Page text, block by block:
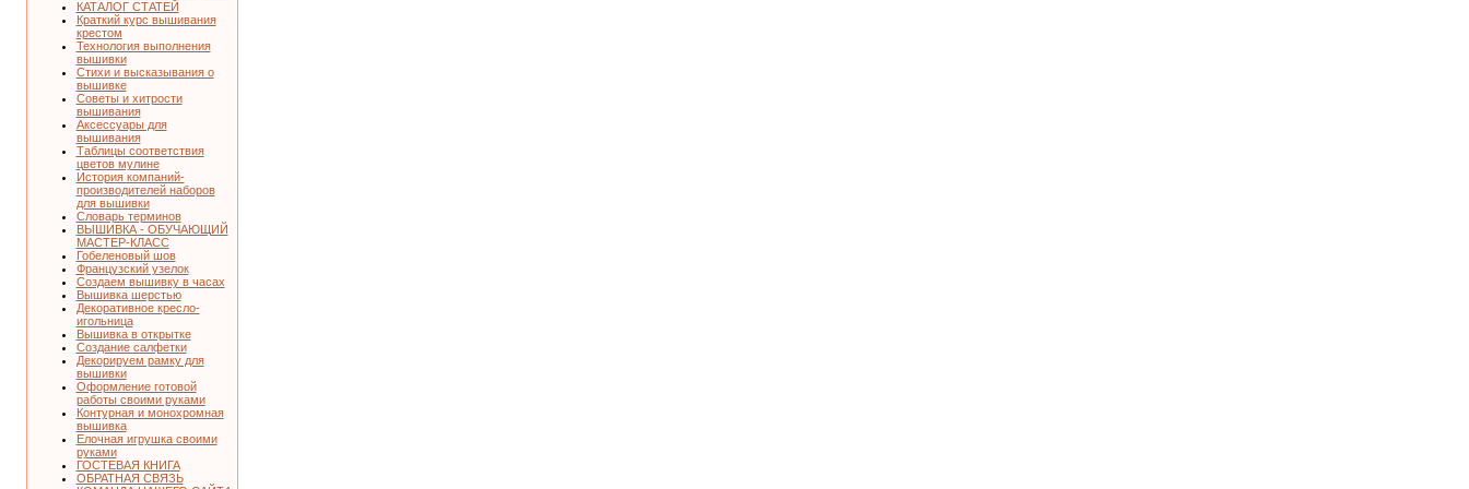
КАТАЛОГ СТАТЕЙ
Краткий курс вышивания
крестом
Технология выполнения
вышивки
Стихи и высказывания о
вышивке
Советы и хитрости
вышивания
Аксессуары для
вышивания
Таблицы соответствия
цветов мулине
История компаний-
производителей наборов
для вышивки
Словарь терминов
ВЫШИВКА - ОБУЧАЮЩИЙ
МАСТЕР-КЛАСС
Гобеленовый шов
Французский узелок
Создаем вышивку в часах
Вышивка шерстью
Декоративное кресло-
игольница
Вышивка в открытке
Создание салфетки
Декорируем рамку для
вышивки
Оформление готовой
работы своими руками
Контурная и монохромная
вышивка
Елочная игрушка своими
руками
ГОСТЕВАЯ КНИГА
ОБРАТНАЯ СВЯЗЬ